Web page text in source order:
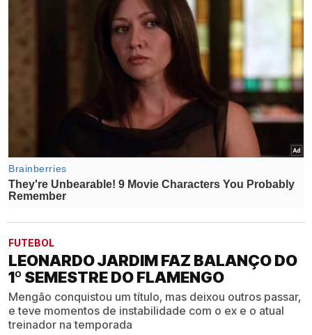
FUTEBOL
LEONARDO JARDIM FAZ BALANÇO DO
1º SEMESTRE DO FLAMENGO
Mengão conquistou um título, mas deixou outros passar,
e teve momentos de instabilidade com o ex e o atual
treinador na temporada